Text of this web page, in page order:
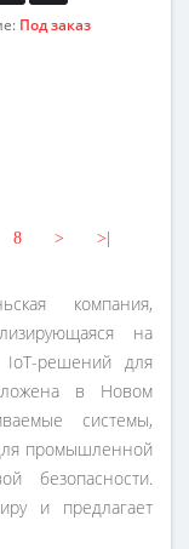
Под заказ
8 > >|
компания,
на
решений для
в Новом
системы,
промышленной
безопасности.
и предлагает